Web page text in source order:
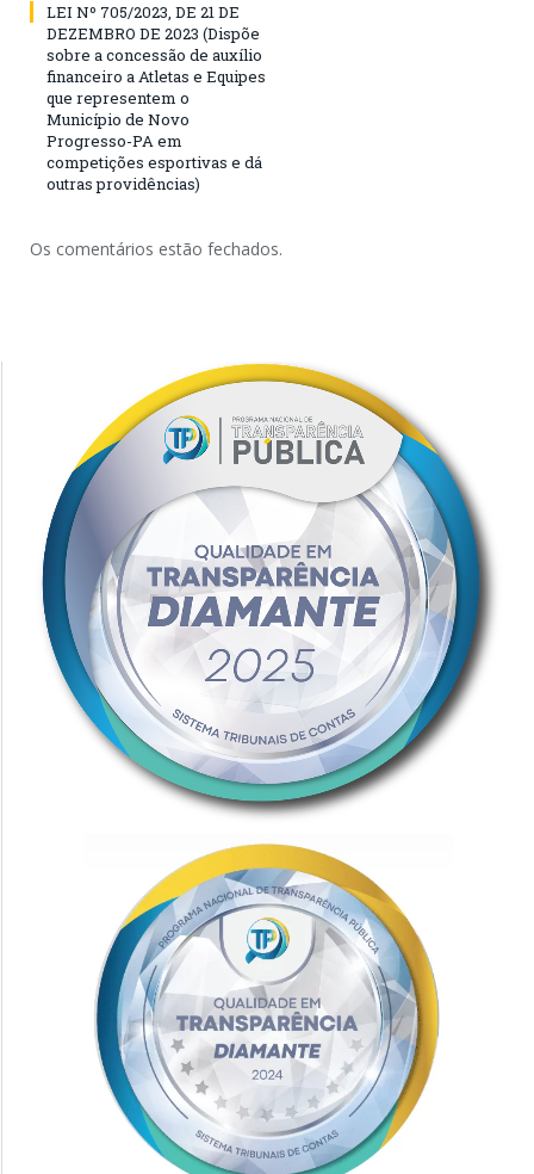
LEI Nº 705/2023, DE 21 DE
DEZEMBRO DE 2023 (Dispõe
sobre a concessão de auxílio
financeiro a Atletas e Equipes
que representem o
Município de Novo
Progresso-PA em
competições esportivas e dá
outras providências)
Os comentários estão fechados.